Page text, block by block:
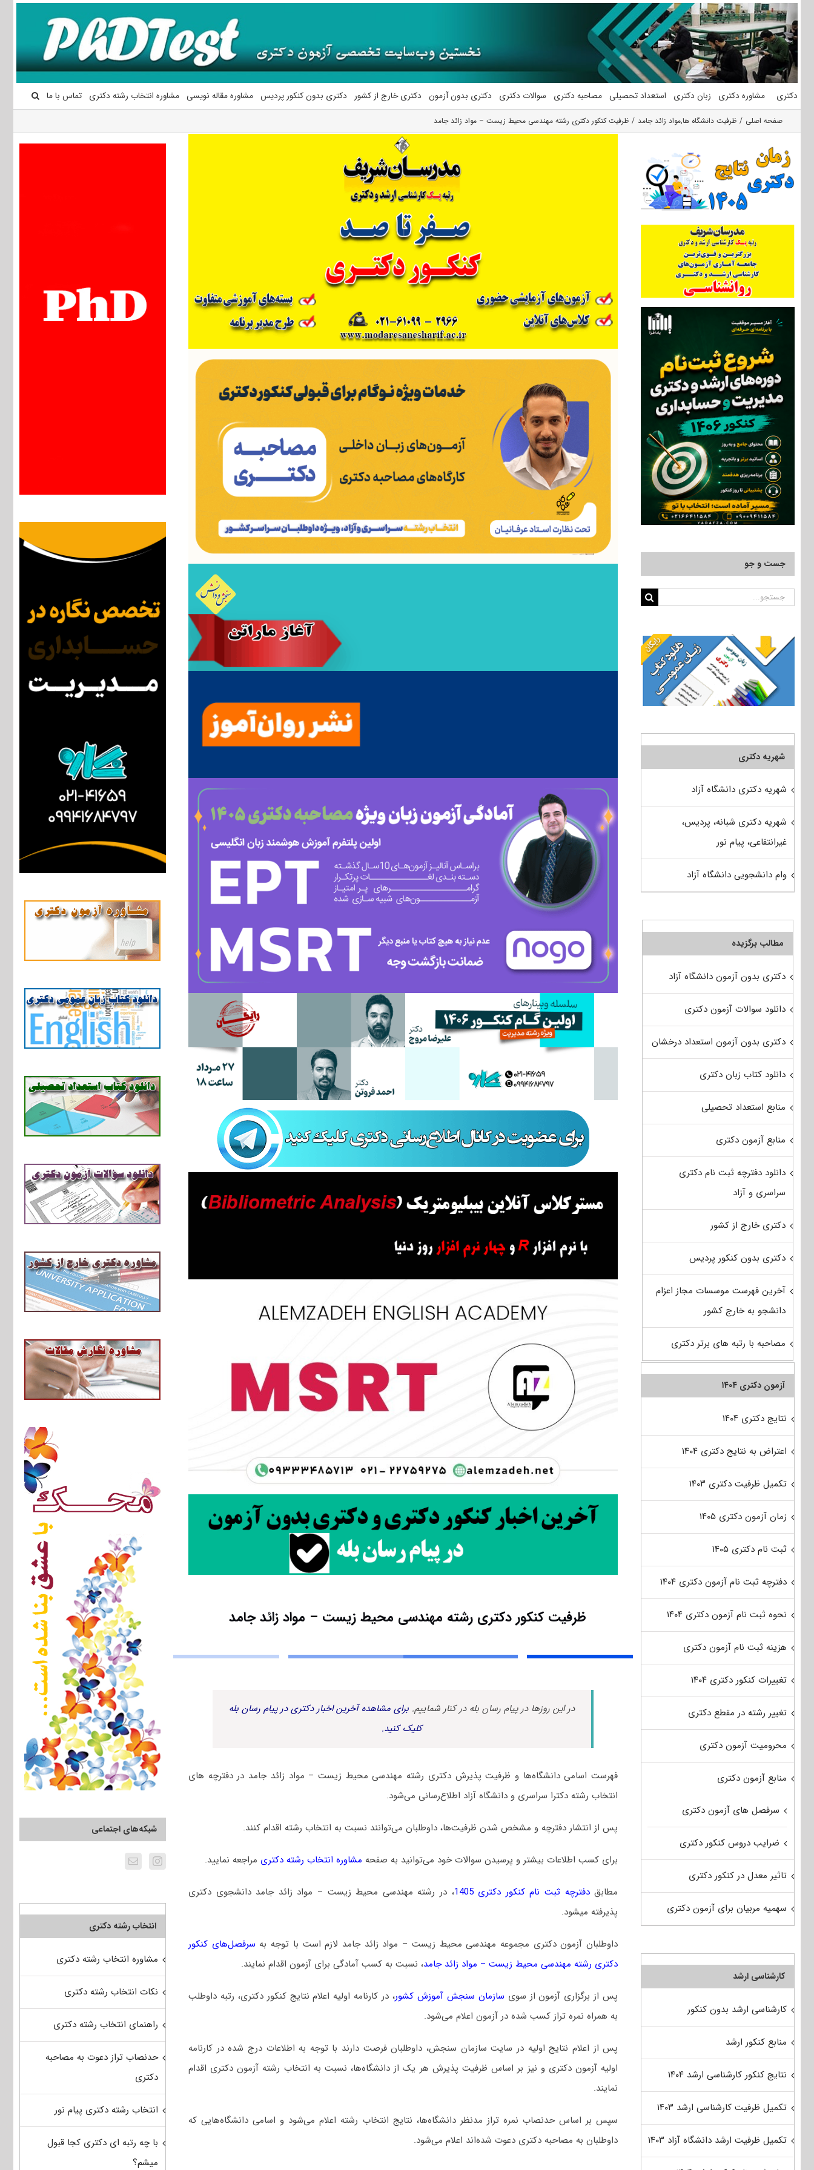
محتوا
دکتری مشاوره دکتری زبان دکتری استعداد تحصیلی مصاحبه دکتری سوالات دکتری دکتری بدون آزمون دکتری خارج از کشور دکتری بدون کنکور پردیس مشاوره مقاله نویسی مشاوره انتخاب رشته دکتری تماس با ما
صفحه اصلی ظرفیت دانشگاه ها,مواد زائد جامد ظرفیت کنکور دکتری رشته مهندسی محیط زیست – مواد زائد جامد
ظرفیت کنکور دکتری رشته مهندسی محیط زیست – مواد زائد جامد
در این روزها در پیام رسان بله در کنار شماییم. برای مشاهده آخرین اخبار دکتری در پیام رسان بله
کلیک کنید.
فهرست اسامی دانشگاه‌ها و ظرفیت پذیرش دکتری رشته مهندسی محیط زیست – مواد زائد جامد در دفترچه های
انتخاب رشته دکترا سراسری و دانشگاه آزاد اطلاع‌رسانی می‌شود.
پس از انتشار دفترچه و مشخص شدن ظرفیت‌ها، داوطلبان می‌توانند نسبت به انتخاب رشته اقدام کنند.
برای کسب اطلاعات بیشتر و پرسیدن سوالات خود می‌توانید به صفحه مشاوره انتخاب رشته دکتری مراجعه نمایید.
مطابقدفترچه ثبت نام کنکور دکتری 1405
، در رشته مهندسی محیط زیست – مواد زائد جامد دانشجوی دکتری
پذیرفته میشود.
داوطلبان آزمون دکتری مجموعه مهندسی محیط زیست – مواد زائد جامد لازم است با توجه به سرفصل‌های کنکور
دکتری رشته مهندسی محیط زیست – مواد زائد جامد، نسبت به کسب آمادگی برای آزمون اقدام نمایند.
پس از برگزاری آزمون از سوی سازمان سنجش آموزش کشور، در کارنامه اولیه اعلام نتایج کنکور دکتری، رتبه داوطلب
به همراه نمره تراز کسب شده در آزمون اعلام می‌شود.
پس از اعلام نتایج اولیه در سایت سازمان سنجش، داوطلبان فرصت دارند با توجه به اطلاعات درج شده در کارنامه
اولیه آزمون دکتری و نیز بر اساس ظرفیت پذیرش هر یک از دانشگاه‌ها، نسبت به انتخاب رشته آزمون دکتری اقدام
نمایند.
سپس بر اساس حدنصاب نمره تراز مدنظر دانشگاه‌ها، نتایج انتخاب رشته اعلام می‌شود و اسامی دانشگاه‌هایی که
داوطلبان به مصاحبه دکتری دعوت شده‌اند اعلام می‌شود.
شبکه‌های اجتماعی
انتخاب رشته دکتری
مشاوره انتخاب رشته دکتری
نکات انتخاب رشته دکتری
راهنمای انتخاب رشته دکتری
حدنصاب تراز دعوت به مصاحبه
دکتری
انتخاب رشته دکتری پیام نور
با چه رتبه ای دکتری کجا قبول
میشم؟
جست و جو
جستجو
شهریه دکتری
شهریه دکتری دانشگاه آزاد
شهریه دکتری شبانه، پردیس،
غیرانتفاعی، پیام نور
وام دانشجویی دانشگاه آزاد
مطالب برگزیده
دکتری بدون آزمون دانشگاه آزاد
دانلود سوالات آزمون دکتری
دکتری بدون آزمون استعداد درخشان
دانلود کتاب زبان دکتری
منابع استعداد تحصیلی
منابع آزمون دکتری
دانلود دفترچه ثبت نام دکتری
سراسری و آزاد
دکتری خارج از کشور
دکتری بدون کنکور پردیس
آخرین فهرست موسسات مجاز اعزام
دانشجو به خارج کشور
مصاحبه با رتبه های برتر دکتری
آزمون دکتری ۱۴۰۴
نتایج دکتری ۱۴۰۴
اعتراض به نتایج دکتری ۱۴۰۴
تکمیل ظرفیت دکتری ۱۴۰۳
زمان آزمون دکتری ۱۴۰۵
ثبت نام دکتری ۱۴۰۵
دفترچه ثبت نام آزمون دکتری ۱۴۰۴
نحوه ثبت نام آزمون دکتری ۱۴۰۴
هزینه ثبت نام آزمون دکتری
تغییرات کنکور دکتری ۱۴۰۴
تغییر رشته در مقطع دکتری
محرومیت آزمون دکتری
منابع آزمون دکتری
سرفصل های آزمون دکتری
ضرایب دروس کنکور دکتری
تاثیر معدل در کنکور دکتری
سهمیه مربیان برای آزمون دکتری
کارشناسی ارشد
کارشناسی ارشد بدون کنکور
منابع کنکور ارشد
نتایج کنکور کارشناسی ارشد ۱۴۰۴
تکمیل ظرفیت کارشناسی ارشد ۱۴۰۳
تکمیل ظرفیت ارشد دانشگاه آزاد ۱۴۰۳